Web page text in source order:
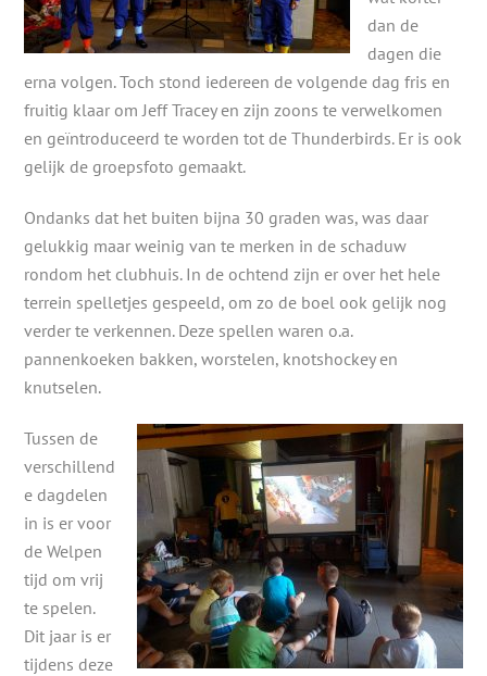
dan de
dagen die
erna volgen. Toch stond iedereen de volgende dag fris en
fruitig klaar om Jeff Tracey en zijn zoons te verwelkomen
en geïntroduceerd te worden tot de Thunderbirds. Er is ook
gelijk de groepsfoto gemaakt.
Ondanks dat het buiten bijna 30 graden was, was daar
gelukkig maar weinig van te merken in de schaduw
rondom het clubhuis. In de ochtend zijn er over het hele
terrein spelletjes gespeeld, om zo de boel ook gelijk nog
verder te verkennen. Deze spellen waren o.a.
pannenkoeken bakken, worstelen, knotshockey en
knutselen.
Tussen de
verschillend
e dagdelen
in is er voor
de Welpen
tijd om vrij
te spelen.
Dit jaar is er
tijdens deze